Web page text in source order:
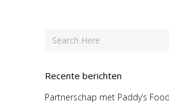
Recente berichten
Partnerschap met Paddy’s